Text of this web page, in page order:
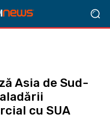
Asia de Sud-
cu SUA